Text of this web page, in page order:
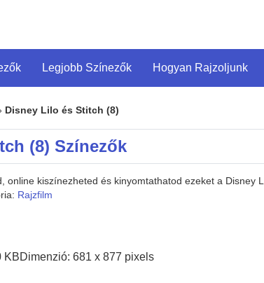
Legjobb Színezők Hogyan Rajzoljunk
Disney Lilo és Stitch (8)
(8) Színezők
online kiszínezheted és kinyomtathatod ezeket a
Rajzfilm
KBDimenzió: 681 x 877 pixels